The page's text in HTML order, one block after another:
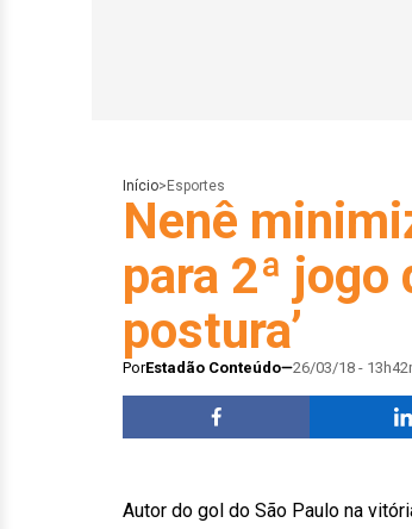
Início> Esportes
Nenê
para 2ª jogo
postura’
PorEstadão Conteúdo 26/03/18 -
Autor do gol do São Paulo na